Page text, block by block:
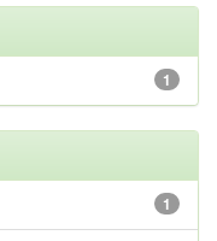
1
1